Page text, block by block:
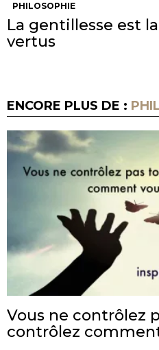
PHILOSOPHIE
La gentillesse est
vertus
ENCORE PLUS DE :
Vous ne contrôlez
contrôlez